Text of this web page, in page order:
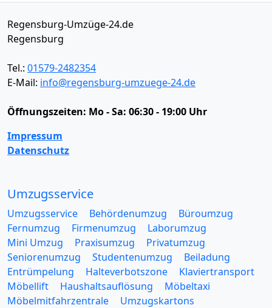
Regensburg-Umzüge-24.de
Regensburg
Tel.: 01579-2482354
E-Mail: info@regensburg-umzuege-24.de
Öffnungszeiten: Mo - Sa: 06:30 - 19:00 Uhr
Impressum
Datenschutz
Umzugsservice
Umzugsservice Behördenumzug
Büroumzug
Fernumzug
Firmenumzug
Laborumzug
Mini Umzug
Praxisumzug
Privatumzug
Seniorenumzug
Studentenumzug
Beiladung
Entrümpelung
Halteverbotszone
Klaviertransport
Möbellift
Haushaltsauflösung
Möbeltaxi
Möbelmitfahrzentrale
Umzugskartons